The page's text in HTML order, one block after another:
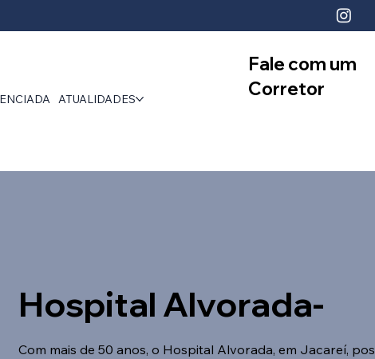
ATUALIDADES
Fale com um
Corretor
Hospital Alvorada-
Com mais de 50 anos, o Hospital Alvorada, em Jacareí,